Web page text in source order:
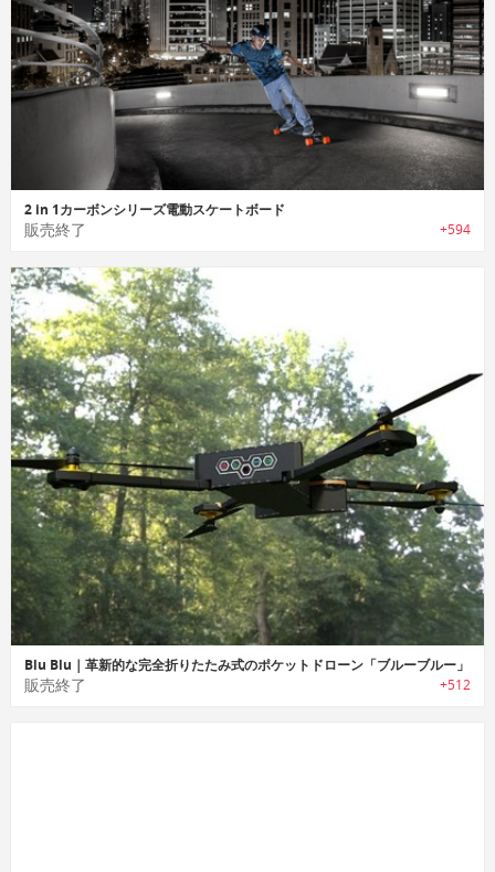
2 in 1カーボンシリーズ電動スケートボード
販売終了 +594
Blu Blu｜革新的な完全折りたたみ式のポケットドローン「ブルーブルー」
販売終了 +512